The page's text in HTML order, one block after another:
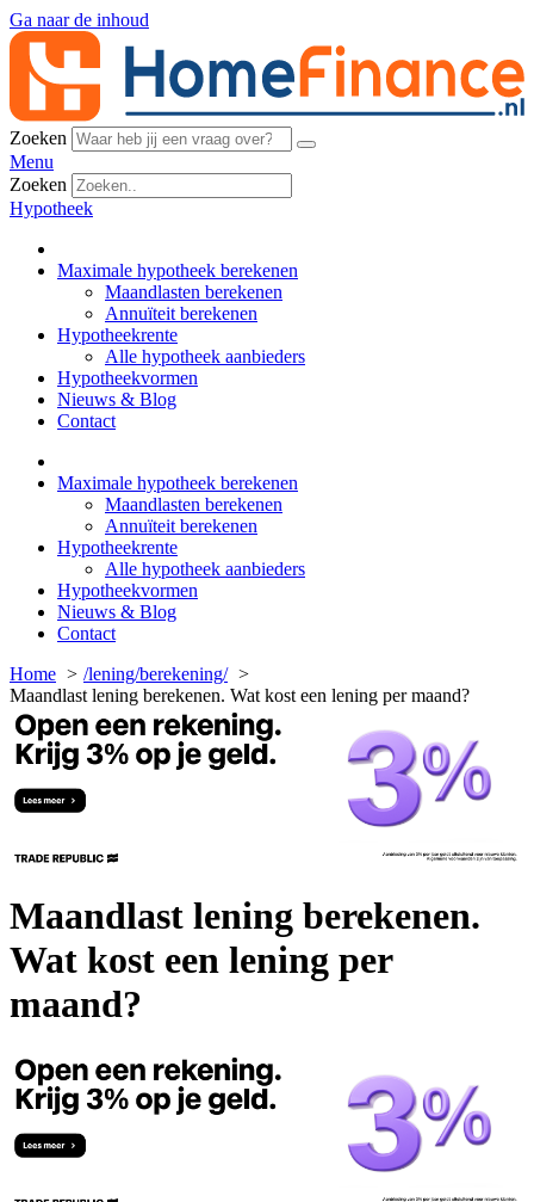
Ga naar de inhoud
Zoeken
Menu
Zoeken
Hypotheek
Maximale hypotheek berekenen
Maandlasten berekenen
Annuïteit berekenen
Hypotheekrente
Alle hypotheek aanbieders
Hypotheekvormen
Nieuws & Blog
Contact
Maximale hypotheek berekenen
Maandlasten berekenen
Annuïteit berekenen
Hypotheekrente
Alle hypotheek aanbieders
Hypotheekvormen
Nieuws & Blog
Contact
Home
/lening/berekening/
Maandlast lening berekenen. Wat kost een lening per maand?
Maandlast lening berekenen.
Wat kost een lening per
maand?